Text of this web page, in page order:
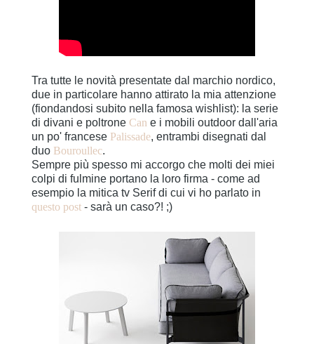
Tra tutte le novità presentate dal marchio nordico,
due in particolare hanno attirato la mia attenzione
(fiondandosi subito nella famosa wishlist): la serie
di divani e poltrone Can e i mobili outdoor dall'aria
un po' francese Palissade, entrambi disegnati dal
duo Bouroullec.
Sempre più spesso mi accorgo che molti dei miei
colpi di fulmine portano la loro firma - come ad
esempio la mitica tv Serif di cui vi ho parlato in
questo post - sarà un caso?! ;)